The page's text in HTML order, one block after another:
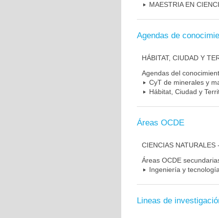
MAESTRIA EN
Agendas de
HÁBITAT, CIUDAD Y
Agendas del
CyT de minerales y
Hábitat, Ciudad y
Áreas OCDE
CIENCIAS NATURALES
Áreas OCDE
Ingeniería y
Lineas de